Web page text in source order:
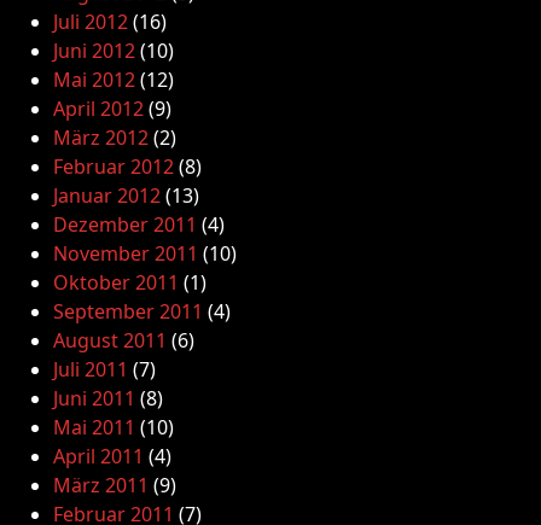
Juli 2012(16)
Juni 2012(10)
Mai 2012(12)
April 2012(9)
März 2012(2)
Februar 2012(8)
Januar 2012(13)
Dezember 2011 (4)
November 2011 (10)
Oktober 2011 (1)
September 2011 (4)
August 2011 (6)
Juli 2011 (7)
Juni 2011 (8)
Mai 2011 (10)
April 2011 (4)
März 2011 (9)
Februar 2011 (7)